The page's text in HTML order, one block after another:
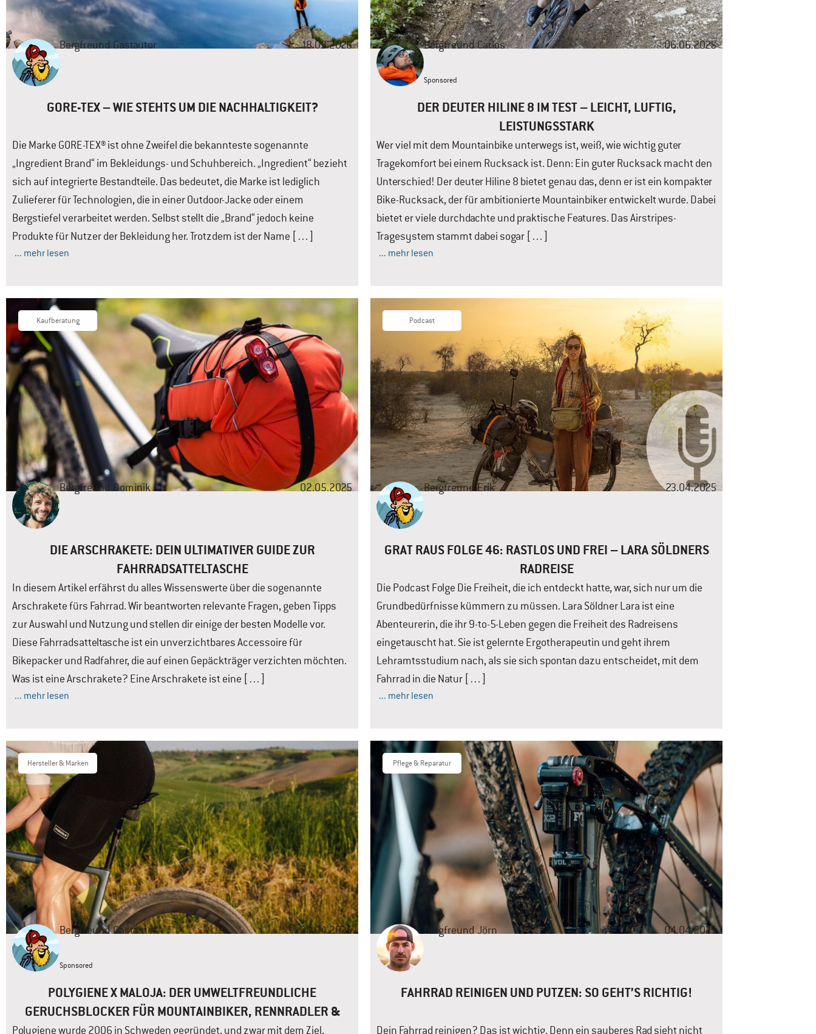
Bergfreund Gastautor 18.03.2026
GORE-TEX – WIE STEHTS UM DIE NACHHALTIGKEIT?
Die Marke GORE-TEX® ist ohne Zweifel die bekannteste sogenannte
„Ingredient Brand“ im Bekleidungs- und Schuhbereich. „Ingredient“ bezieht
sich auf integrierte Bestandteile. Das bedeutet, die Marke ist lediglich
Zulieferer für Technologien, die in einer Outdoor-Jacke oder einem
Bergstiefel verarbeitet werden. Selbst stellt die „Brand“ jedoch keine
Produkte für Nutzer der Bekleidung her. Trotzdem ist der Name […]
... mehr lesen
Bergfreund Carlos
Sponsored
06.06.2025
DER DEUTER HILINE 8 IM TEST – LEICHT, LUFTIG,
LEISTUNGSSTARK
Wer viel mit dem Mountainbike unterwegs ist, weiß, wie wichtig guter
Tragekomfort bei einem Rucksack ist. Denn: Ein guter Rucksack macht den
Unterschied! Der deuter Hiline 8 bietet genau das, denn er ist ein kompakter
Bike-Rucksack, der für ambitionierte Mountainbiker entwickelt wurde. Dabei
bietet er viele durchdachte und praktische Features. Das Airstripes-
Tragesystem stammt dabei sogar […]
... mehr lesen
Kaufberatung
Bergfreund Dominik 02.05.2025
DIE ARSCHRAKETE: DEIN ULTIMATIVER GUIDE ZUR
FAHRRADSATTELTASCHE
In diesem Artikel erfährst du alles Wissenswerte über die sogenannte
Arschrakete fürs Fahrrad. Wir beantworten relevante Fragen, geben Tipps
zur Auswahl und Nutzung und stellen dir einige der besten Modelle vor.
Diese Fahrradsatteltasche ist ein unverzichtbares Accessoire für
Bikepacker und Radfahrer, die auf einen Gepäckträger verzichten möchten.
Was ist eine Arschrakete? Eine Arschrakete ist eine […]
... mehr lesen
Podcast
Bergfreund Erik 23.04.2025
GRAT RAUS FOLGE 46: RASTLOS UND FREI – LARA SÖLDNERS
RADREISE
Die Podcast Folge Die Freiheit, die ich entdeckt hatte, war, sich nur um die
Grundbedürfnisse kümmern zu müssen. Lara Söldner Lara ist eine
Abenteurerin, die ihr 9-to-5-Leben gegen die Freiheit des Radreisens
eingetauscht hat. Sie ist gelernte Ergotherapeutin und geht ihrem
Lehramtsstudium nach, als sie sich spontan dazu entscheidet, mit dem
Fahrrad in die Natur […]
... mehr lesen
Hersteller & Marken
Bergfreund Gastautor
Sponsored
08.04.2025
POLYGIENE X MALOJA: DER UMWELTFREUNDLICHE
GERUCHSBLOCKER FÜR MOUNTAINBIKER, RENNRADLER &
OUTDOORSPORTLER
Polygiene wurde 2006 in Schweden gegründet, und zwar mit dem Ziel,
Pflege & Reparatur
Bergfreund Jörn 04.04.2025
FAHRRAD REINIGEN UND PUTZEN: SO GEHT’S RICHTIG!
Dein Fahrrad reinigen? Das ist wichtig. Denn ein sauberes Rad sieht nicht